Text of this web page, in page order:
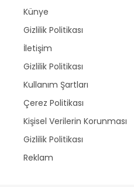
Künye
Gizlilik Politikası
İletişim
Gizlilik Politikası
Kullanım Şartları
Çerez Politikası
Kişisel Verilerin Korunması
Gizlilik Politikası
Reklam